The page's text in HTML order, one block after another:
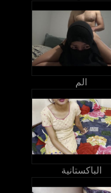
الم
الباكستانية